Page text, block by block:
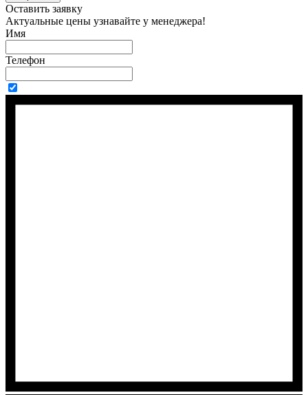
Оставить заявку
Актуальные цены узнавайте у менеджера!
Имя
Телефон